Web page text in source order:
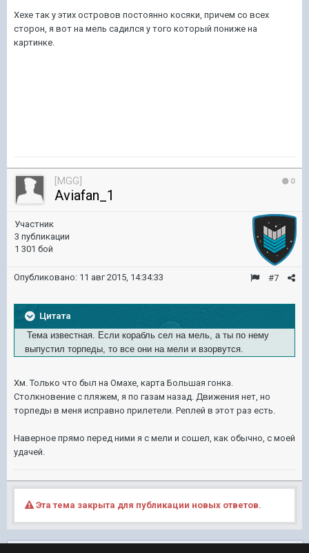
Хехе так у этих островов постоянно косяки, причем со всех
сторон, я вот на мель садился у того который пониже на
картинке.
0
[MGG]
Aviafan_1
Участник
3 публикации
1 301 бой
#7
Опубликовано: 11 авг 2015, 14:34:33
Цитата
Тема известная. Если корабль сел на мель, а ты по нему
выпустил торпеды, то все они на мели и взорвутся.
Хм. Только что был на Омахе, карта Большая гонка.
Столкновение с пляжем, я по газам назад. Движения нет, но
торпеды в меня исправно прилетели. Реплей в этот раз есть.
Наверное прямо перед ними я с мели и сошел, как обычно, с моей
удачей.
Эта тема закрыта для публикации новых ответов.